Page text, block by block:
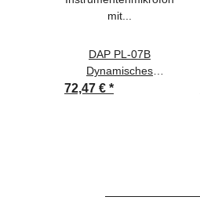
DAP PL-07B
Dynamisches
Instrumentenmikrofon
72,47 € *